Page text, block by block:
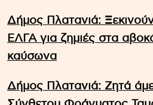
Δήμος Πλατανιά:
ΕΛΓΑ για ζημιές στα
καύσωνα
Δήμος Πλατανιά: Ζητά